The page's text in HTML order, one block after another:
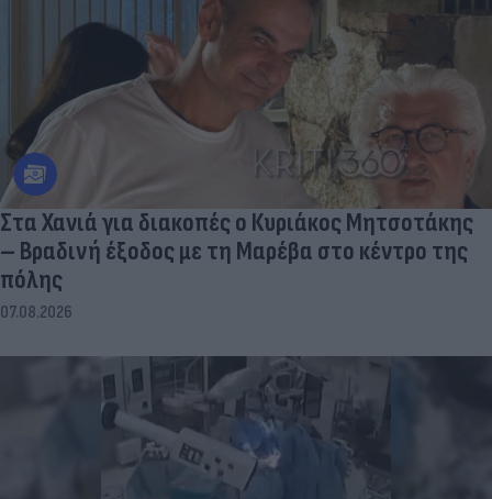
Στα Χανιά για διακοπές ο Κυριάκος Μητσοτάκης
– Βραδινή έξοδος με τη Μαρέβα στο κέντρο της
πόλης
07.08.2026